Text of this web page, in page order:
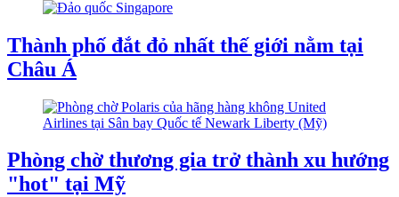
Thành phố đắt đỏ nhất thế giới nằm tại
Châu Á
Phòng chờ thương gia trở thành xu hướng
"hot" tại Mỹ